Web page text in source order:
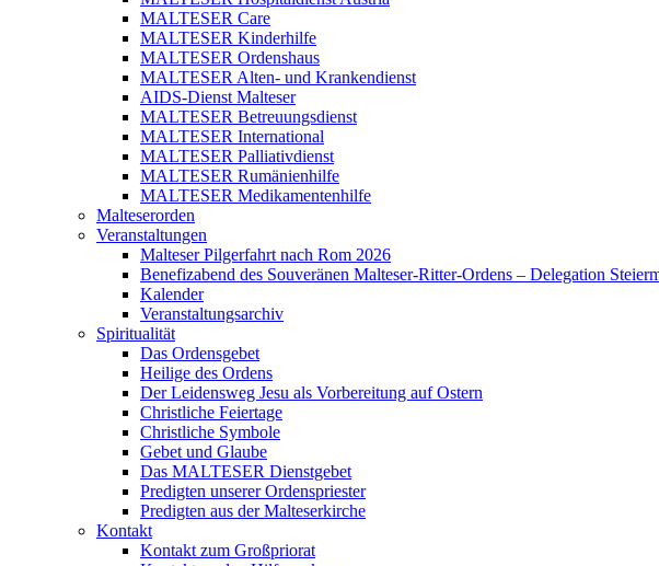
MALTESER Care
MALTESER Kinderhilfe
MALTESER Ordenshaus
MALTESER Alten- und Krankendienst
AIDS-Dienst Malteser
MALTESER Betreuungsdienst
MALTESER International
MALTESER Palliativdienst
MALTESER Rumänienhilfe
MALTESER Medikamentenhilfe
Malteserorden
Veranstaltungen
Malteser Pilgerfahrt nach Rom 2026
Benefizabend des Souveränen Malteser-Ritter-Ordens – Delegation
Kalender
Veranstaltungsarchiv
Spiritualität
Das Ordensgebet
Heilige des Ordens
Der Leidensweg Jesu als Vorbereitung auf Ostern
Christliche Feiertage
Christliche Symbole
Gebet und Glaube
Das MALTESER Dienstgebet
Predigten unserer Ordenspriester
Predigten aus der Malteserkirche
Kontakt
Kontakt zum Großpriorat